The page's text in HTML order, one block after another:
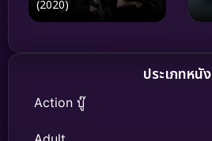
(2020)
ประเภทหนัง
Action บู๊